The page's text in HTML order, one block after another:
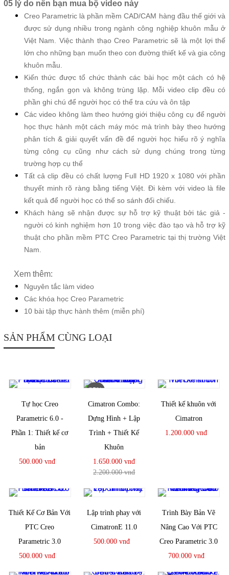
05 lý do nên bạn mua bộ video này
Creo Parametric là phần mềm CAD/CAM hàng đầu thế giới và
được sử dụng nhiều trong ngành công nghiệp khuôn mẫu ở
Việt Nam. Việc thành thạo Creo Parametric sẽ là một lợi thế
lớn cho những bạn muốn theo con đường thiết kế và gia công
khuôn mẫu.
Kiến thức được tổ chức thành các bài học một cách có hệ
thống, ngắn gọn và không trùng lặp. Mỗi video clip đều có
phần ghi chú để người học có thể tra cứu và ôn tập
Các video không làm theo hướng giới thiệu công cụ để người
học thực hành một cách máy móc mà trình bày theo hướng
phân tích & giải quyết vấn đề để người học hiểu rõ ý nghĩa
từng công cụ cũng như cách sử dụng chúng trong từng
trường hợp cụ thể
Tất cả clip đều có chất lượng Full HD 1920 x 1080 với phần
thuyết minh rõ ràng bằng tiếng Việt. Đi kèm với video là file
kết quả để người học có thể so sánh đối chiếu.
Khách hàng sẽ nhận được sự hỗ trợ kỹ thuật bởi tác giả -
người có kinh nghiệm hơn 10 trong việc đào tạo và hỗ trợ kỹ
thuật cho phần mềm PTC Creo Parametric tại thị trường Việt
Nam.
Xem thêm:
Nguyên tắc làm video
Các khóa học Creo Parametric
10 bài tập thực hành thêm (miễn phí)
SẢN PHẨM CÙNG LOẠI
Tự học Creo
Parametric 6.0 -
Phần 1: Thiết kế cơ
bản
500.000 vnđ
25%
Cimatron Combo:
Dựng Hình + Lập
Trình + Thiết Kế
Khuôn
1.650.000 vnđ
2.200.000 vnđ
Thiết kế khuôn với
Cimatron
1.200.000 vnđ
Thiết Kế Cơ Bản Với
PTC Creo
Parametric 3.0
500.000 vnđ
Lập trình phay với
CimatronE 11.0
500.000 vnđ
Trình Bày Bản Vẽ
Nâng Cao Với PTC
Creo Parametric 3.0
700.000 vnđ